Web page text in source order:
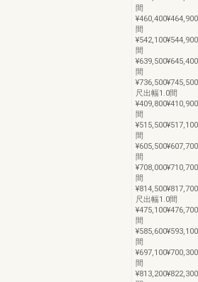
間
間
間
間
尺出幅1.0間
間
間
間
間
尺出幅1.0間
間
間
間